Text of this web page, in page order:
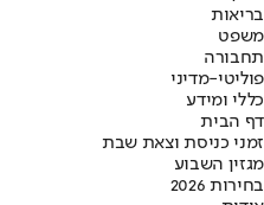
בריאות
משפט
תחבורה
פוליטי-מדיני
כללי ומידע
דף הבית
זמני כניסת וצאת שבת
מגזין השבוע
בחירות 2026